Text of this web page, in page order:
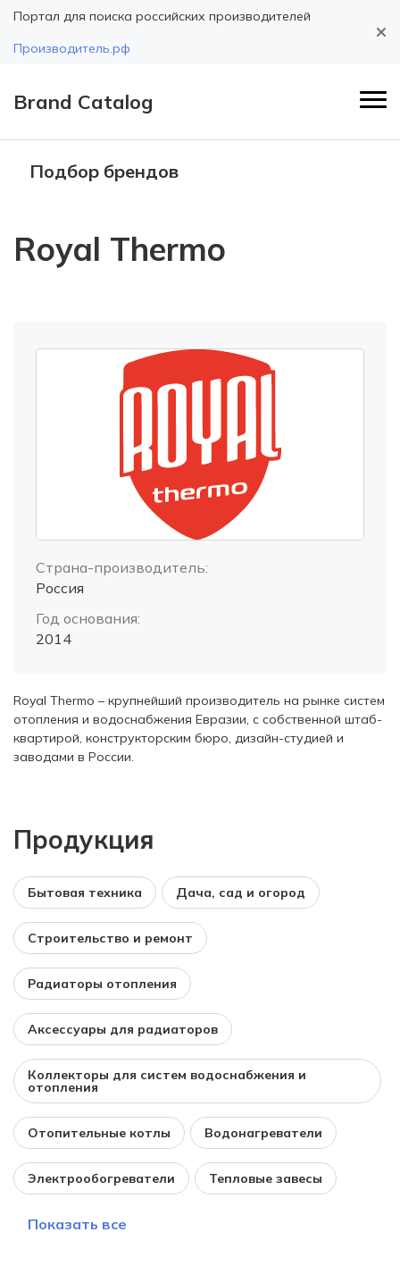
Портал для поиска российских производителей
Производитель.рф
Brand Catalog
Подбор брендов
Royal Thermo
Royal Thermo – крупнейший производитель на рынке систем
отопления и водоснабжения Евразии, с собственной штаб-
квартирой, конструкторским бюро, дизайн-студией и
заводами в России.
Продукция
Бытовая техника Дача, сад и огород
Строительство и ремонт
Радиаторы отопления
Аксессуары для радиаторов
Коллекторы для систем водоснабжения и
отопления
Отопительные котлы Водонагреватели
Электрообогреватели Тепловые завесы
Показать все
Страна-производитель:
Россия
Год основания:
2014